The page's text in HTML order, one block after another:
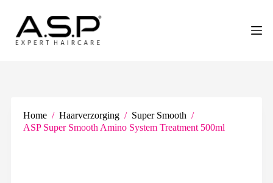
n
a
Home / Haarverzorging / Super Smooth /
ASP Super Smooth Amino System Treatment 500ml